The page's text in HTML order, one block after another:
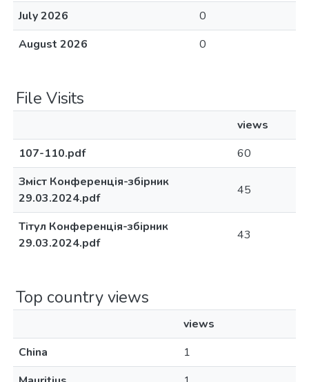
July 2026
0
August 2026
0
File Visits
views
107-110.pdf
60
Зміст Конференція-збірник
29.03.2024.pdf
45
Тітул Конференція-збірник
29.03.2024.pdf
43
Top country views
views
China
1